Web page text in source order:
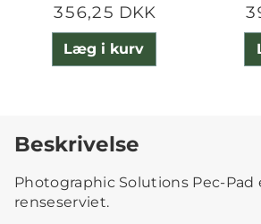
356,25 DKK
Læg i kurv
Beskrivelse
Photographic Solutions Pec-Pad
renseserviet.